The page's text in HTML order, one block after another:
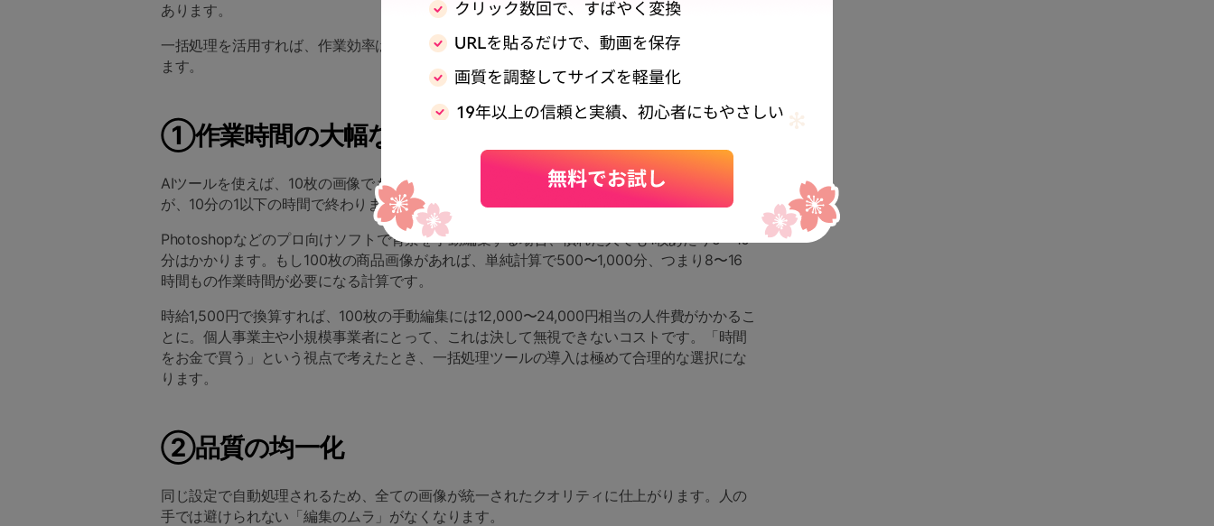
あります。
一括処理を活用すれば、作業効率は劇的に向上します。具体的には次の3つのメリットがあり
ます。
①作業時間の大幅な短縮
AIツールを使えば、10枚の画像でもわずか数分で処理完了。手動なら1時間以上かかる作業
が、10分の1以下の時間で終わります。
Photoshopなどのプロ向けソフトで背景を手動編集する場合、慣れた人でも1枚あたり5〜10
分はかかります。もし100枚の商品画像があれば、単純計算で500〜1,000分、つまり8〜16
時間もの作業時間が必要になる計算です。
時給1,500円で換算すれば、100枚の手動編集には12,000〜24,000円相当の人件費がかかるこ
とに。個人事業主や小規模事業者にとって、これは決して無視できないコストです。「時間
をお金で買う」という視点で考えたとき、一括処理ツールの導入は極めて合理的な選択にな
ります。
②品質の均一化
同じ設定で自動処理されるため、全ての画像が統一されたクオリティに仕上がります。人の
手では避けられない「編集のムラ」がなくなります。